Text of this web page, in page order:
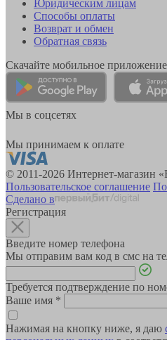
Юридическим лицам
Способы оплаты
Возврат и обмен
Обратная связь
Скачайте мобильное приложение
Мы в соцсетях
Мы принимаем к оплате
© 2011-2026 Интернет-магазин
Пользовательское соглашение
Сделано в
Регистрация
Введите номер телефона
Мы отправим вам код в смс на
Требуется подтверждение по
Ваше имя *
Нажимая на кнопку ниже, я даю